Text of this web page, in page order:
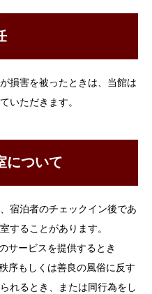
損害を被ったときは、当館は
いただきます。
について
宿泊者のチェックイン後であ
することがあります。
サービスを提供するとき
序もしくは善良の風俗に反す
れるとき、または同行為をし